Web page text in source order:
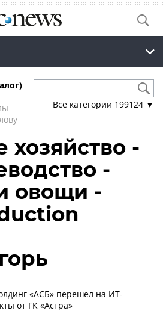
Все категории 199124 ▼
хозяйство -
-
овощи -
«АСБ» перешел на ИТ-
от ГК «Астра»